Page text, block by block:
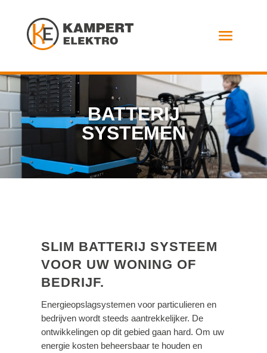
BATTERIJ
SYSTEMEN
SLIM BATTERIJ SYSTEEM
VOOR UW WONING OF
BEDRIJF.
Energieopslagsystemen voor particulieren en
bedrijven wordt steeds aantrekkelijker. De
ontwikkelingen op dit gebied gaan hard. Om uw
energie kosten beheersbaar te houden en